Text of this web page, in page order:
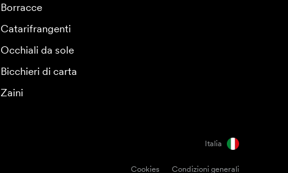
Borracce
Catarifrangenti
Occhiali da sole
Bicchieri di carta
Zaini
Italia
Cookies Condizioni generali